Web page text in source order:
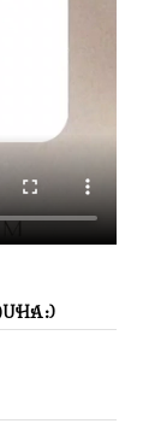
:)